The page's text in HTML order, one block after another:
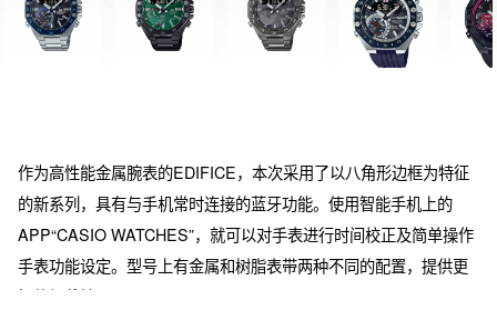
作为高性能金属腕表的EDIFICE，本次采用了以八角形边框为特征
的新系列，具有与手机常时连接的蓝牙功能。使用智能手机上的
APP“CASIO WATCHES”，就可以对手表进行时间校正及简单操作
手表功能设定。型号上有金属和树脂表带两种不同的配置，提供更
好的佩戴性。